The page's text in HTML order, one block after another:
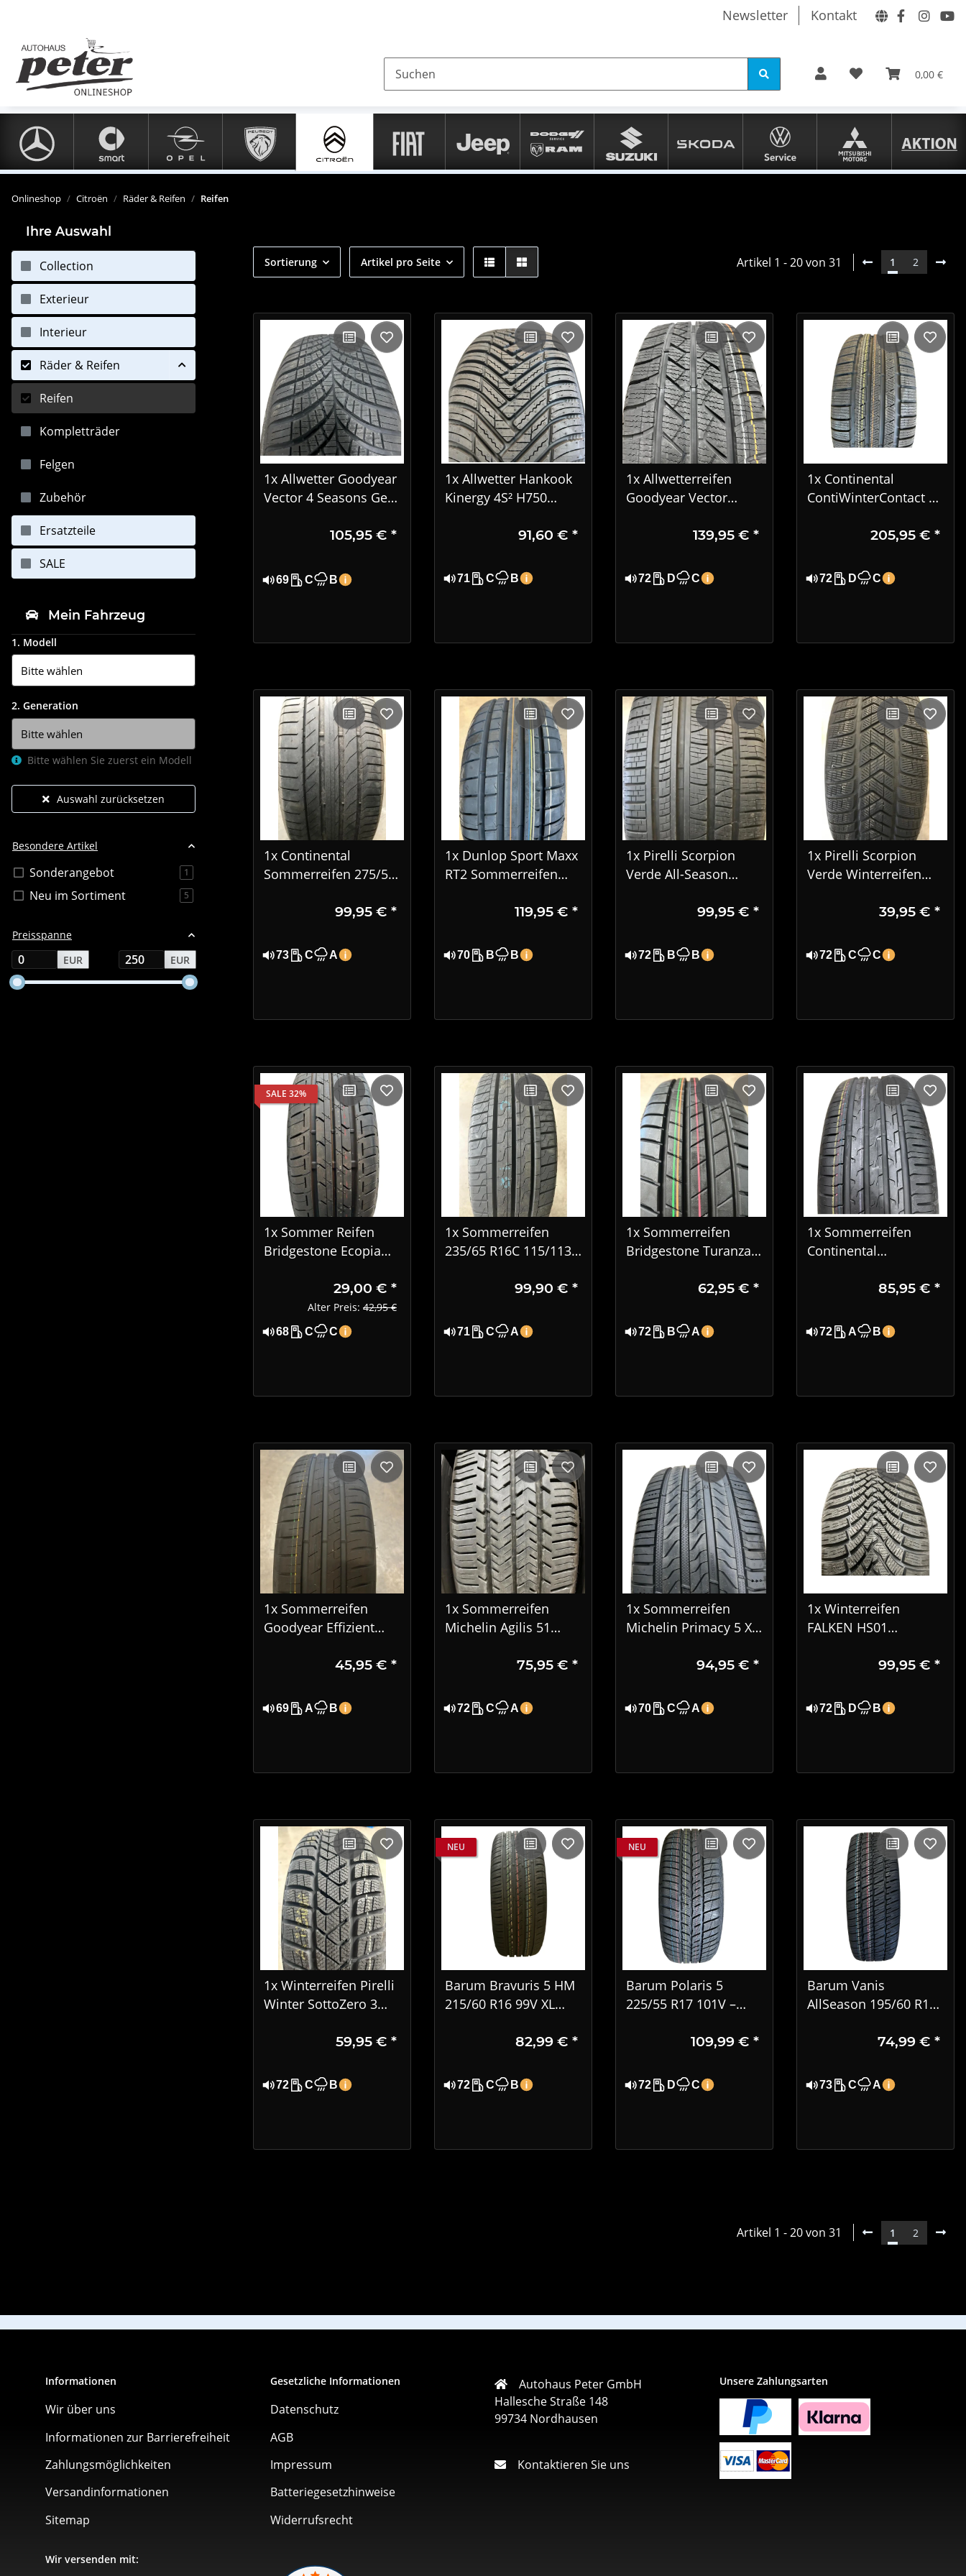
Newsletter Kontakt
0,00 €
Onlineshop Citroën Räder & Reifen Reifen
Sortierung Artikel pro Seite Artikel 1 - 20 von 31 1 2
1x Allwetter Goodyear
Vector 4 Seasons Gen-
105,95 € *
69 C B
1x Allwetter Hankook
Kinergy 4S² H750
91,60 € *
71 C B
1x Allwetterreifen
Goodyear Vector
215/65R16C 106/104T
139,95 € *
72 D C
1x Continental
ContiWinterContact TS
245/45 R17 99V XL MO
205,95 € *
72 D C
1x Continental
Sommerreifen 275/50
MO DOT182399,95 € *
73 C A
1x Dunlop Sport Maxx
RT2 Sommerreifen
119,95 € *
70 B B
1x Pirelli Scorpion
Verde All-Season
99,95 € *
72 B B
1x Pirelli Scorpion
Verde Winterreifen
39,95 € *
72 C C
SALE 32%
1x Sommer Reifen
Bridgestone Ecopia
29,00 € *
Alter Preis: 42,95 €
68 C C
1x Sommerreifen
235/65 R16C 115/113R
99,90 € *
71 C A
1x Sommerreifen
Bridgestone Turanza
XL DOT 481962,95 € *
72 B A
1x Sommerreifen
Continental
R16 91V XL EVc DOT
85,95 € *
72 A B
1x Sommerreifen
Goodyear Effizient
185/65 R15 88H DOT
45,95 € *
69 A B
1x Sommerreifen
Michelin Agilis 51
6PR DOT 072475,95 € *
72 C A
1x Sommerreifen
Michelin Primacy 5 XL
94,95 € *
70 C A
1x Winterreifen
FALKEN HS01
R17 98V XL DOT 3221
99,95 € *
72 D B
1x Winterreifen Pirelli
Winter SottoZero 3
59,95 € *
72 C B
NEU
Barum Bravuris 5 HM
215/60 R16 99V XL
Load, DOT 172482,99 € *
72 C B
NEU
Barum Polaris 5
225/55 R17 101V –
109,99 € *
72 D C
Barum Vanis
AllSeason 195/60 R16
Ganzjahresreifen für
74,99 € *
73 C A
Artikel 1 - 20 von 31 1 2
Ihre Auswahl
Collection
Exterieur
Interieur
Räder & Reifen
Reifen
Kompletträder
Felgen
Zubehör
Ersatzteile
SALE
Mein Fahrzeug
1. Modell
2. Generation
Bitte wählen Sie zuerst ein Modell
Auswahl zurücksetzen
Besondere Artikel
Sonderangebot 1
Neu im Sortiment 5
Preisspanne
EUR
EUR
Informationen
Wir über uns
Informationen zur Barrierefreiheit
Zahlungsmöglichkeiten
Versandinformationen
Sitemap
Gesetzliche Informationen
Datenschutz
AGB
Impressum
Batteriegesetzhinweise
Widerrufsrecht
Autohaus Peter GmbH
Hallesche Straße 148
99734 Nordhausen
Kontaktieren Sie uns
Unsere Zahlungsarten
Wir versenden mit: